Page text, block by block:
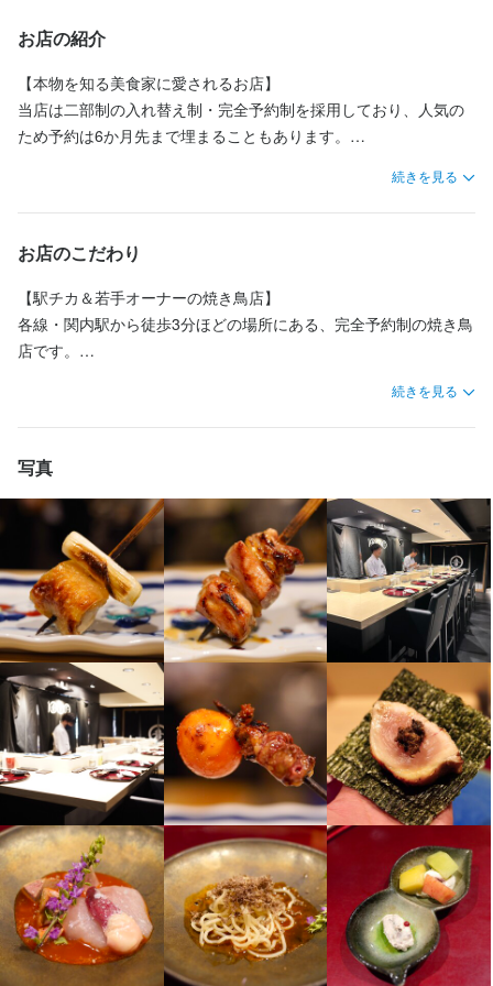
お店の紹介
【本物を知る美食家に愛されるお店】
当店は二部制の入れ替え制・完全予約制を採用しており、人気の
ため予約は6か月先まで埋まることもあります。
客単価は2万円から2万5千円で、修業先の『焼鳥 美鶏』からオー
ナーに付いて来られるリピーターの方もいらっしゃいます。
店内はカウンター10席ほどの小規模な空間で、お客様との距離感
を大切にした対面接客が基本です。
「オーナーの人柄に惹かれて通っています」といった声を、直接
厨房でひたすら焼いて提供するだけではなく、お客様の目の前で
会話を楽しみながら、調理技術も磨ける環境で、トーク力と料理
の両方を身につけられます。
続きを見る
お店のこだわり
【駅チカ＆若手オーナーの焼き鳥店】
各線・関内駅から徒歩3分ほどの場所にある、完全予約制の焼き鳥
店です。
オーナーは『里葉亭』や『焼鳥 美鶏』など、横浜を代表する名店
で修業を積み、その経験を活かして多くのお客様をお迎えしてい
ます。
2022年と2023年には、食べログの「焼き鳥 EAST 百名店」に選ば
れるなど、高い評価を獲得しました。
【名店から学ぶ職人技】
当店の最大の魅力は、一本一本丁寧に焼き上げる炭火焼き鳥で
す。
部位によって遠火・近火を使い分け、素材の旨みを引き出すのが
職人の腕の見せどころ。
使用する鶏肉は、関東圏では珍しい「神戸高坂鶏」。
希少な銘柄鶏を扱うことで、お肉に関する本格的な知識を身につ
けることができます。
さらに、コース料理として提供するため、焼き鳥以外の一品メニ
ューの調理技術も同時に磨くことが可能です。
【ワインや日本酒に詳しいオーナーがいます】
オーナーはソムリエやSAKE DIPLOMAの資格を持つプロフェッシ
ョナル。
料理や接客だけでなく、お酒に関する知識をしっかりと学びたい
方にも最適な環境です。
続きを見る
写真
・年間休日120日でプライベートも充実
月8日休みは必須で、そのうち3回は土日休みが取得可能。
さらに、GWや夏季休暇、年末年始は合計12日間の連休もありま
す。
身に付くスキル
包丁さばき 盛り付け技術 高級食材の知識
日本酒の知識
ウイスキーの知識 リキュール・スピリッツの知識
肉の知識
テーブルマナー
出店開業ノウハウ 店舗運営
メニュー開発
仕入れ・食材の目利き
応募資格
歓迎スキル・経験
未経験からチャレンジできます！
基礎を身につけていて、これからステップアップしていきたい方
も歓迎
一緒に成長していきましょう
求める人物像
こんな方と一緒に働きたいです
人と話すこと・もてなすことが好きな方
あわてることなく、落ち着いて仕事がしたい方
未経験から新しいことにチャレンジしたい方
オンオフのメリハリを大切にしたい方
将来のために確かなスキルを身につけたい方
お店の採用担当者からのメッセージ
リキュール・スピリッツの知識
店舗運営
メニュー開発
応募資格
基礎を身につけていて、これからステップアップしていきたい方
も歓迎
一緒に成長していきましょう
こんな方と一緒に働きたいです
あわてることなく、落ち着いて仕事がしたい方
未経験から新しいことにチャレンジしたい方
オンオフのメリハリを大切にしたい方
将来のために確かなスキルを身につけたい方
お店の採用担当者からのメッセージ
オーナー以外のスタッフも若手が多数活躍中！
スタッフ一同、新たな仲間との出会いにワクワクしています。
まずは面接でお話ししましょう。お待ちしております
店名
1000
身に付くスキル
包丁さばき 盛り付け技術 高級食材の知識 英会話
ワインの知識
日本酒の知識
ウイスキーの知識 リキュール・スピリッツの知識
応募資格
歓迎スキル・経験
未経験からチャレンジできます！
基礎を身につけていて、これからステップアップしていきたい方
求める人物像
こんな方と一緒に働きたいです
人と話すこと・もてなすことが好きな方
あわてることなく、落ち着いて仕事がしたい方
未経験から新しいことにチャレンジしたい方
オンオフのメリハリを大切にしたい方
将来のために確かなスキルを身につけたい方
お店の採用担当者からのメッセージ
オーナー以外のスタッフも若手が多数活躍中！
スタッフ一同、新たな仲間との出会いにワクワクしています。
まずは面接でお話ししましょう。お待ちしております
身に付くスキル
包丁さばき 盛り付け技術 高級食材の知識 英会話
ワインの知識
日本酒の知識
ウイスキーの知識 リキュール・スピリッツの知識
応募資格
歓迎スキル・経験
未経験からチャレンジできます！
基礎を身につけていて、これからステップアップしていきたい方
求める人物像
こんな方と一緒に働きたいです
人と話すこと・もてなすことが好きな方
あわてることなく、落ち着いて仕事がしたい方
未経験から新しいことにチャレンジしたい方
オンオフのメリハリを大切にしたい方
将来のために確かなスキルを身につけたい方
お店の採用担当者からのメッセージ
オーナー以外のスタッフも若手が多数活躍中！
スタッフ一同、新たな仲間との出会いにワクワクしています。
まずは面接でお話ししましょう。お待ちしております
リキュール・スピリッツの知識
店舗運営
メニュー開発
応募資格
基礎を身につけていて、これからステップアップしていきたい方
も歓迎
一緒に成長していきましょう
こんな方と一緒に働きたいです
あわてることなく、落ち着いて仕事がしたい方
未経験から新しいことにチャレンジしたい方
オンオフのメリハリを大切にしたい方
将来のために確かなスキルを身につけたい方
お店の採用担当者からのメッセージ
オーナー以外のスタッフも若手が多数活躍中！
スタッフ一同、新たな仲間との出会いにワクワクしています。
まずは面接でお話ししましょう。お待ちしております
店名
1000
テーブルマナー
応募資格
未経験からチャレンジできます！
基礎を身につけていて、これからステップアップしていきたい方
も歓迎
【夕方～夜のみシフト ラストまで入れる方歓迎！】
柔軟に調整しますので、希望の働き方があれば気軽にご相談くだ
さい
ラストの時間（24:00）まで勤務できる方は大歓迎です！
【こんな方と一緒に働きたいです】
人と話すこと・もてなすことが好きな方
あわてることなく、落ち着いて仕事がしたい方
未経験から新しいことにチャレンジしたい方
のびのび働ける場所を探している方
お店の採用担当者からのメッセージ
スタッフ同士の年齢が近く、職場の雰囲気は和気あいあい！
みんな新たな仲間との出会いにワクワクしています。
まずは面接でお話ししましょう。お待ちしております
未経験からチャレンジできます！
基礎を身につけていて、これからステップアップしていきたい方
【夕方～夜のみシフト ラストまで入れる方歓迎！】
シフトは17:00～24:00の間で調整いたします。
ラストの時間（24:00）まで勤務できる方は大歓迎です！
【こんな方と一緒に働きたいです】
人と話すこと・もてなすことが好きな方
あわてることなく、落ち着いて仕事がしたい方
未経験から新しいことにチャレンジしたい方
のびのび働ける場所を探している方
お店の採用担当者からのメッセージ
スタッフ同士の年齢が近く、職場の雰囲気は和気あいあい！
みんな新たな仲間との出会いにワクワクしています。
まずは面接でお話ししましょう。お待ちしております
店名
1000
未経験からチャレンジできます！
基礎を身につけていて、これからステップアップしていきたい方
【夕方～夜のみシフト ラストまで入れる方歓迎！】
シフトは17:00～24:00の間で調整いたします。
ラストの時間（24:00）まで勤務できる方は大歓迎です！
【こんな方と一緒に働きたいです】
人と話すこと・もてなすことが好きな方
あわてることなく、落ち着いて仕事がしたい方
未経験から新しいことにチャレンジしたい方
のびのび働ける場所を探している方
お店の採用担当者からのメッセージ
スタッフ同士の年齢が近く、職場の雰囲気は和気あいあい！
みんな新たな仲間との出会いにワクワクしています。
まずは面接でお話ししましょう。お待ちしております
店名
1000
テーブルマナー
応募資格
未経験からチャレンジできます！
基礎を身につけていて、これからステップアップしていきたい方
も歓迎
【夕方～夜のみシフト ラストまで入れる方歓迎！】
柔軟に調整しますので、希望の働き方があれば気軽にご相談くだ
さい
ラストの時間（24:00）まで勤務できる方は大歓迎です！
【こんな方と一緒に働きたいです】
人と話すこと・もてなすことが好きな方
あわてることなく、落ち着いて仕事がしたい方
未経験から新しいことにチャレンジしたい方
のびのび働ける場所を探している方
お店の採用担当者からのメッセージ
スタッフ同士の年齢が近く、職場の雰囲気は和気あいあい！
みんな新たな仲間との出会いにワクワクしています。
まずは面接でお話ししましょう。お待ちしております